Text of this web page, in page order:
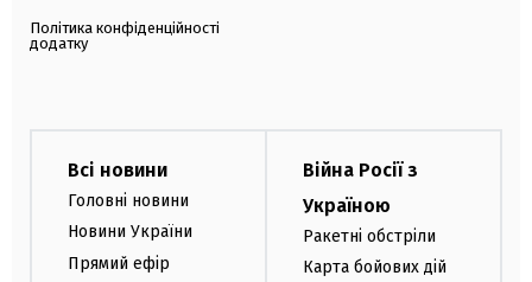
Політика конфіденційності
додатку
Всі новини
Головні новини
Новини України
Прямий ефір
Війна Росії з
Україною
Ракетні обстріли
Карта бойових дій